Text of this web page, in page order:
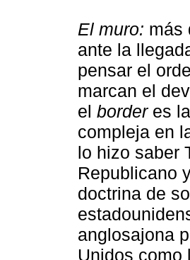
El muro: más
ante la
pensar el
marcan el
el borderes
compleja en
lo hizo saber
Republicano
doctrina de
anglosajona
Unidos como